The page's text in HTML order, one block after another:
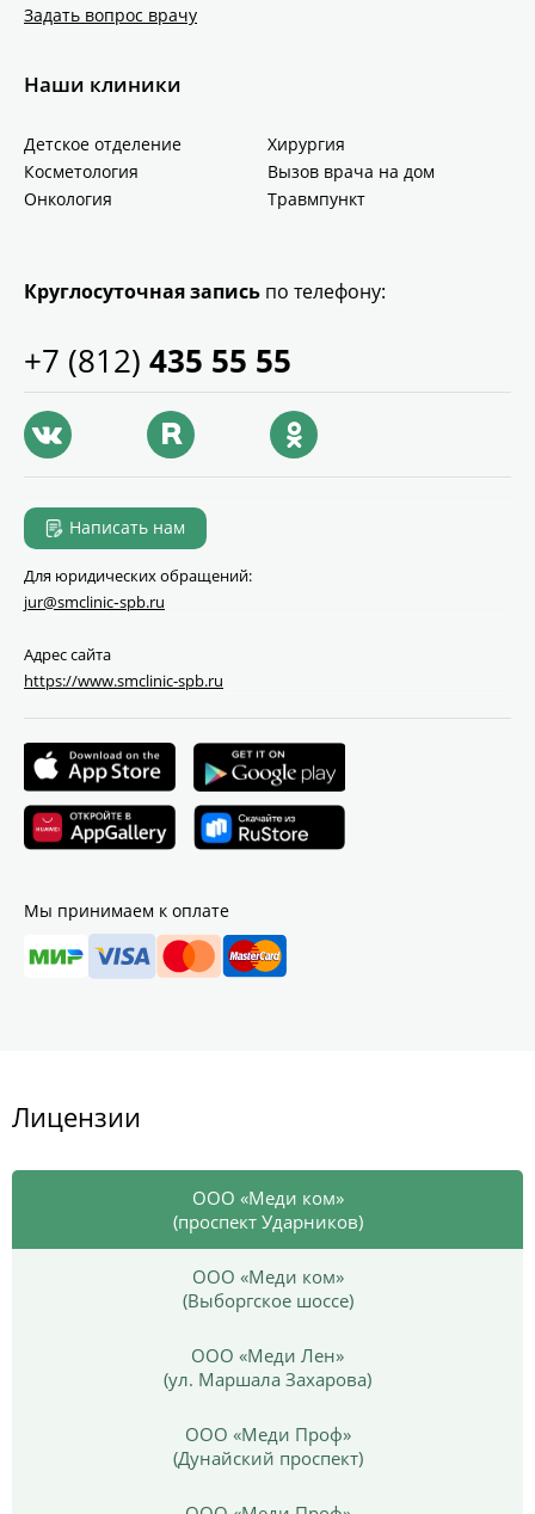
Задать вопрос врачу
Наши клиники
Детское отделение
Хирургия
Косметология
Вызов врача на дом
Онкология
Травмпункт
Круглосуточная запись по телефону:
+7 (812) 435 55 55
Написать нам
Для юридических обращений:
jur@smclinic‑spb.ru
Адрес сайта
https://www.smclinic-spb.ru
Мы принимаем к оплате
Лицензии
ООО «Меди ком»
(проспект Ударников)
ООО «Меди ком»
(Выборгское шоссе)
ООО «Меди Лен»
(ул. Маршала Захарова)
ООО «Меди Проф»
(Дунайский проспект)